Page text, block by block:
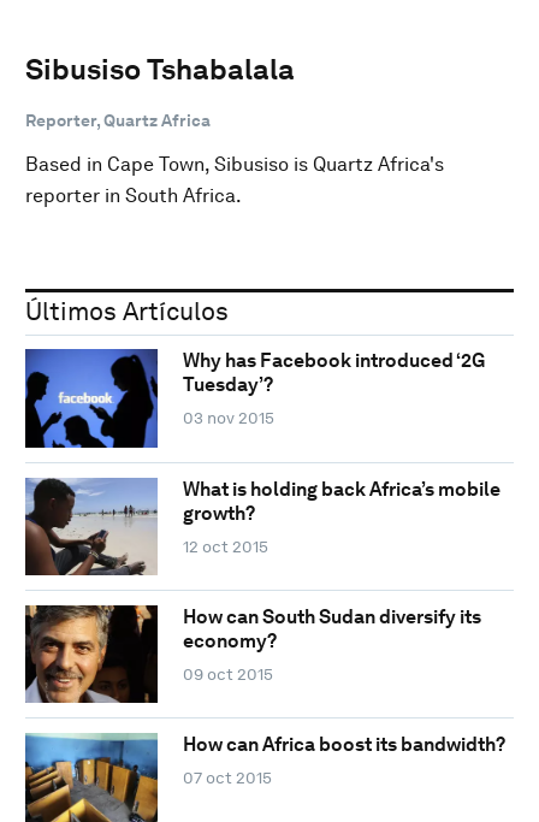
Sibusiso Tshabalala
Reporter, Quartz Africa
Based in Cape Town, Sibusiso is Quartz Africa's
reporter in South Africa.
Últimos Artículos
Why has Facebook introduced ‘2G
Tuesday’?
03 nov 2015
What is holding back Africa’s mobile
growth?
12 oct 2015
How can South Sudan diversify its
economy?
09 oct 2015
How can Africa boost its bandwidth?
07 oct 2015